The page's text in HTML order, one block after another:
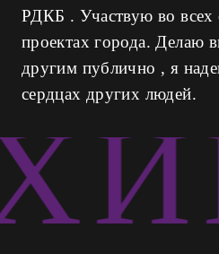
РДКБ . Участвую во всех
проектах города. Делаю
другим публично , я
сердцах других людей.